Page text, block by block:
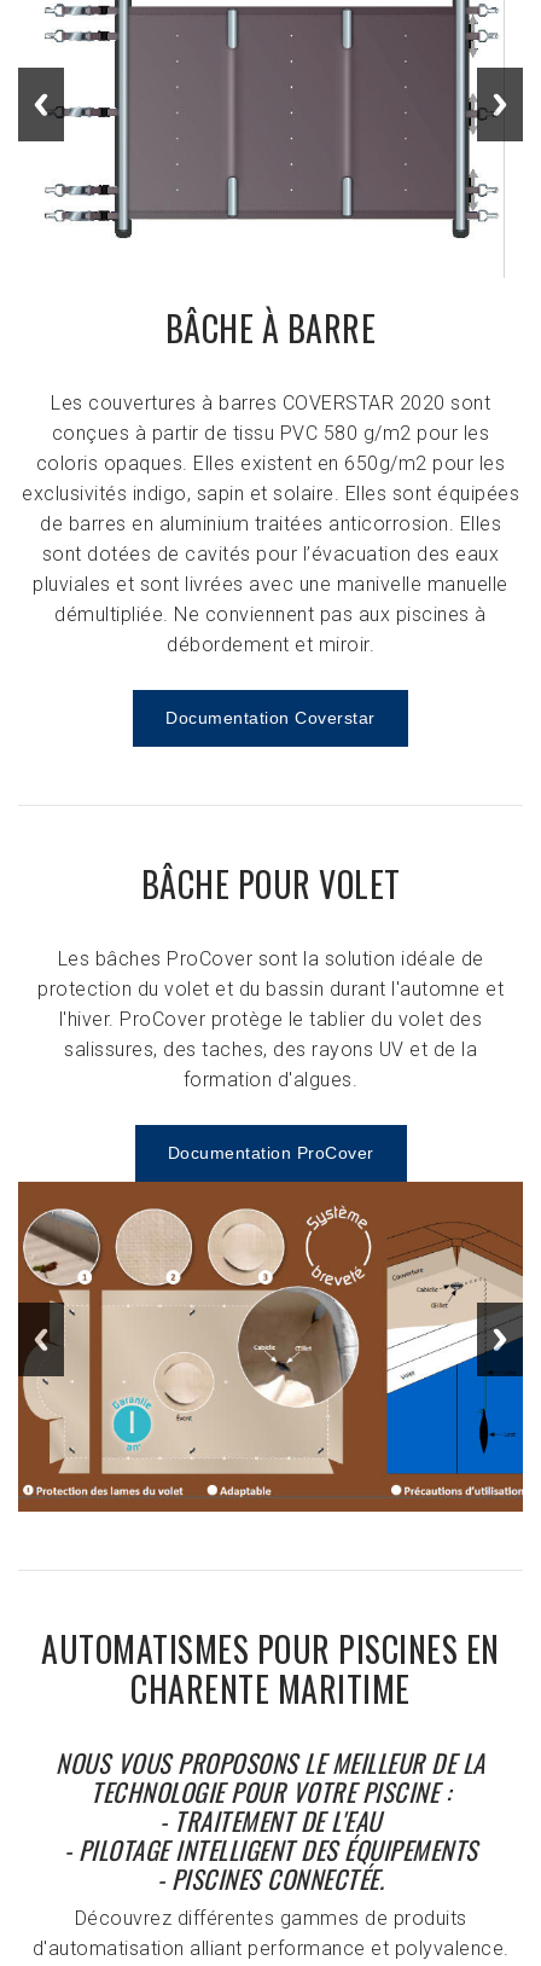
BÂCHE À BARRE
Les couvertures à barres COVERSTAR 2020 sont
conçues à partir de tissu PVC 580 g/m2 pour les
coloris opaques. Elles existent en 650g/m2 pour les
exclusivités indigo, sapin et solaire. Elles sont équipées
de barres en aluminium traitées anticorrosion. Elles
sont dotées de cavités pour l’évacuation des eaux
pluviales et sont livrées avec une manivelle manuelle
démultipliée. Ne conviennent pas aux piscines à
débordement et miroir.
Documentation Coverstar
BÂCHE POUR VOLET
Les bâches ProCover sont la solution idéale de
protection du volet et du bassin durant l'automne et
l'hiver. ProCover protège le tablier du volet des
salissures, des taches, des rayons UV et de la
formation d'algues.
Documentation ProCover
AUTOMATISMES POUR PISCINES EN
CHARENTE MARITIME
NOUS VOUS PROPOSONS LE MEILLEUR DE LA
TECHNOLOGIE POUR VOTRE PISCINE :
- TRAITEMENT DE L'EAU
- PILOTAGE INTELLIGENT DES ÉQUIPEMENTS
- PISCINES CONNECTÉE.
Découvrez différentes gammes de produits
d'automatisation alliant performance et polyvalence.